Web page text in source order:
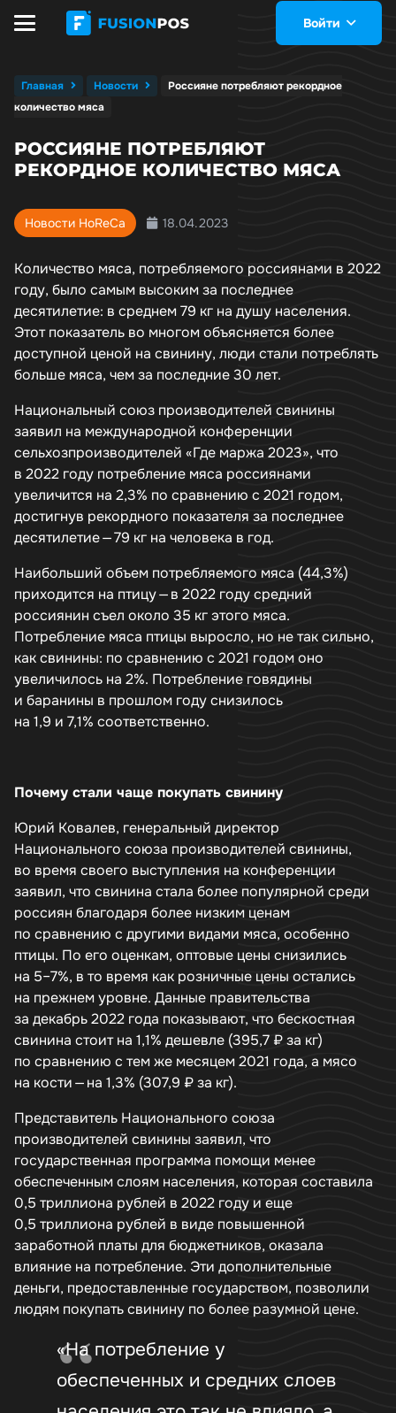
Войти
Главная Новости
Россияне потребляют рекордное
количество мяса
РОССИЯНЕ ПОТРЕБЛЯЮТ
РЕКОРДНОЕ КОЛИЧЕСТВО МЯСА
Новости HoReCa 18.04.2023
Количество мяса, потребляемого россиянами в 2022
году, было самым высоким за последнее
десятилетие: в среднем 79 кг на душу населения.
Этот показатель во многом объясняется более
доступной ценой на свинину, люди стали потреблять
больше мяса, чем за последние 30 лет.
Национальный союз производителей свинины
заявил на международной конференции
сельхозпроизводителей «Где маржа 2023», что
в 2022 году потребление мяса россиянами
увеличится на 2,3% по сравнению с 2021 годом,
достигнув рекордного показателя за последнее
десятилетие — 79 кг на человека в год.
Наибольший объем потребляемого мяса (44,3%)
приходится на птицу — в 2022 году средний
россиянин съел около 35 кг этого мяса.
Потребление мяса птицы выросло, но не так сильно,
как свинины: по сравнению с 2021 годом оно
увеличилось на 2%. Потребление говядины
и баранины в прошлом году снизилось
на 1,9 и 7,1% соответственно.
Почему стали чаще покупать свинину
Юрий Ковалев, генеральный директор
Национального союза производителей свинины,
во время своего выступления на конференции
заявил, что свинина стала более популярной среди
россиян благодаря более низким ценам
по сравнению с другими видами мяса, особенно
птицы. По его оценкам, оптовые цены снизились
на 5–7%, в то время как розничные цены остались
на прежнем уровне. Данные правительства
за декабрь 2022 года показывают, что бескостная
свинина стоит на 1,1% дешевле (395,7 ₽ за кг)
по сравнению с тем же месяцем 2021 года, а мясо
на кости — на 1,3% (307,9 ₽ за кг).
Представитель Национального союза
производителей свинины заявил, что
государственная программа помощи менее
обеспеченным слоям населения, которая составила
0,5 триллиона рублей в 2022 году и еще
0,5 триллиона рублей в виде повышенной
заработной платы для бюджетников, оказала
влияние на потребление. Эти дополнительные
деньги, предоставленные государством, позволили
людям покупать свинину по более разумной цене.
«На потребление у
обеспеченных и средних слоев